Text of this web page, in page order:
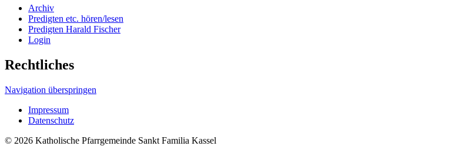
Archiv
Predigten etc. hören/lesen
Predigten Harald Fischer
Login
Rechtliches
Navigation überspringen
Impressum
Datenschutz
© 2026 Katholische Pfarrgemeinde Sankt Familia Kassel